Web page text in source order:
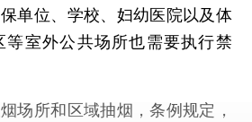
单位、学校、妇幼医院以及体
等室外公共场所也需要执行禁
所和区域抽烟，条例规定，